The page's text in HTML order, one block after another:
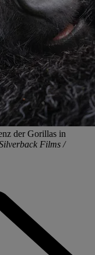
der Gorillas in
Films /